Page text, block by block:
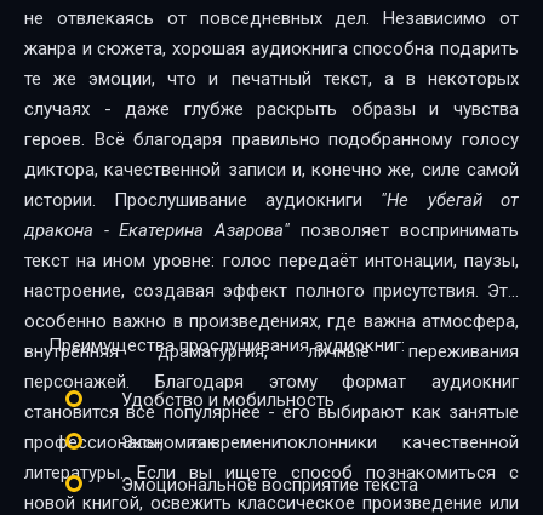
не отвлекаясь от повседневных дел. Независимо от
жанра и сюжета, хорошая аудиокнига способна подарить
те же эмоции, что и печатный текст, а в некоторых
случаях - даже глубже раскрыть образы и чувства
героев. Всё благодаря правильно подобранному голосу
диктора, качественной записи и, конечно же, силе самой
истории. Прослушивание аудиокниги "Не убегай от
дракона - Екатерина Азарова" позволяет воспринимать
текст на ином уровне: голос передаёт интонации, паузы,
настроение, создавая эффект полного присутствия. Это
особенно важно в произведениях, где важна атмосфера,
внутренняя драматургия, личные переживания
персонажей. Благодаря этому формат аудиокниг
становится всё популярнее - его выбирают как занятые
профессионалы, так и поклонники качественной
литературы. Если вы ищете способ познакомиться с
новой книгой, освежить классическое произведение или
Преимущества прослушивания аудиокниг:
Удобство и мобильность
Экономия времени
Эмоциональное восприятие текста